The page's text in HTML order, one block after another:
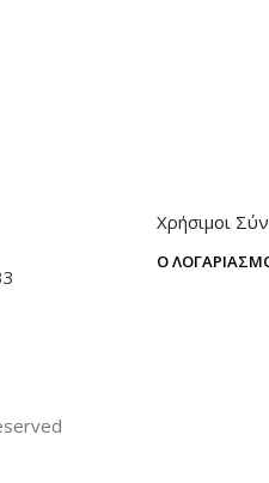
Χρήσιμοι
Ο